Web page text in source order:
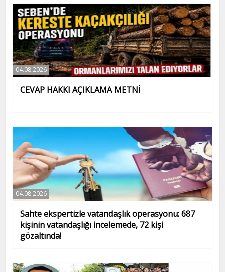
04.08.2026
CEVAP HAKKI AÇIKLAMA METNİ
04.08.2026
Sahte ekspertizle vatandaşlık operasyonu: 687
kişinin vatandaşlığı incelemede, 72 kişi
gözaltında!